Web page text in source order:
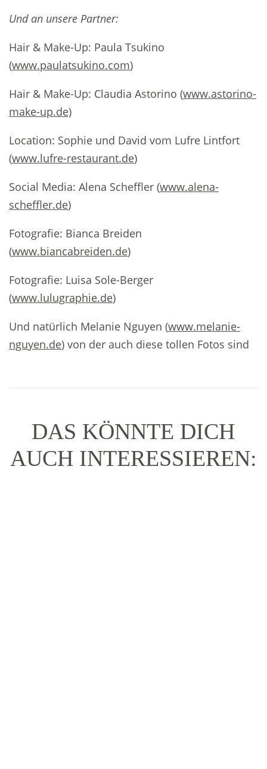
Und an unsere Partner:
Hair & Make-Up: Paula Tsukino
(www.paulatsukino.com)
Hair & Make-Up: Claudia Astorino (www.astorino-
make-up.de)
Location: Sophie und David vom Lufre Lintfort
(www.lufre-restaurant.de)
Social Media: Alena Scheffler (www.alena-
scheffler.de)
Fotografie: Bianca Breiden
(www.biancabreiden.de)
Fotografie: Luisa Sole-Berger
(www.lulugraphie.de)
Und natürlich Melanie Nguyen (www.melanie-
nguyen.de) von der auch diese tollen Fotos sind
DAS KÖNNTE DICH
AUCH INTERESSIEREN: